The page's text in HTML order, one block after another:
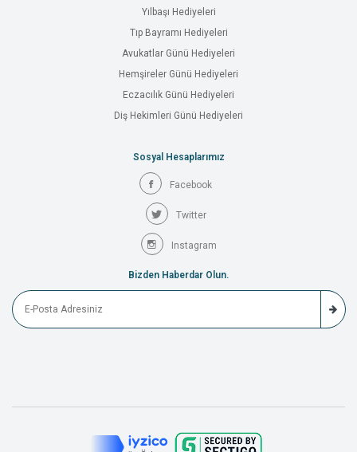
Yılbaşı Hediyeleri
Tıp Bayramı Hediyeleri
Avukatlar Günü Hediyeleri
Hemşireler Günü Hediyeleri
Eczacılık Günü Hediyeleri
Diş Hekimleri Günü Hediyeleri
Sosyal Hesaplarımız
Facebook
Twitter
Instagram
Bizden Haberdar Olun.